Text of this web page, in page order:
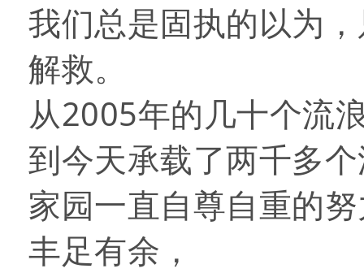
我们总是固执的以为
解救。
从2005年的几十个流
到今天承载了两千多
家园一直自尊自重的
丰足有余，